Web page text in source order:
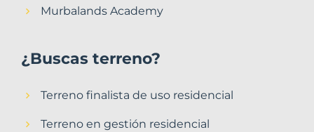
Murbalands Academy
¿Buscas terreno?
Terreno finalista de uso residencial
Terreno en gestión residencial